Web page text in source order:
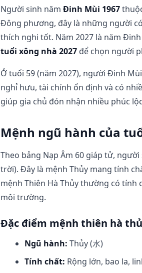
Người sinh nămĐinh Mùi 1967
Đông phương, đây là những người
thích nghi tốt. Năm 2027 là năm
tuổi xông nhà 2027 để chọn người
Ở tuổi 59 (năm 2027), người Đinh
nghỉ hưu, tài chính ổn định và có
giúp gia chủ đón nhận nhiều phúc
Mệnh ngũ hành của
Theo bảng Nạp Âm 60 giáp tử,
trời). Đây là mệnh Thủy mang tính
mệnh Thiên Hà Thủy thường có
môi trường.
Đặc điểm mệnh thiên hà
Ngũ hành: Thủy (水)
Tính chất: Rộng lớn, bao la,